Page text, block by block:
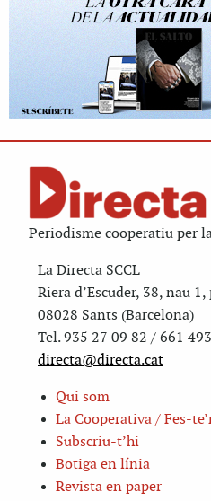
Periodisme cooperatiu per
La Directa SCCL
Riera d’Escuder, 38, nau
08028 Sants (Barcelona)
Tel. 935 27 09 82 / 661
directa@directa.cat
Qui som
La Cooperativa / Fes-
Subscriu-t’hi
Botiga en línia
Revista en paper